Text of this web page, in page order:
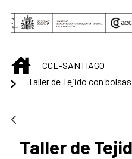
Saltar al contenido principal
INICIOCCE-SANTIAGO
Taller de